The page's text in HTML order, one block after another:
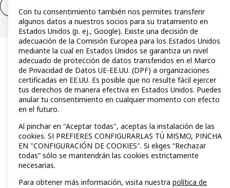
Con tu consentimiento también nos permites transferir
algunos datos a nuestros socios para su tratamiento en
Estados Unidos (p. ej., Google). Existe una decisión de
adecuación de la Comisión Europea para los Estados Unidos
mediante la cual en Estados Unidos se garantiza un nivel
adecuado de protección de datos transferidos en el Marco
de Privacidad de Datos UE-EE.UU. (DPF) a organizaciones
certificadas en EE.UU. Es posible que no resulte fácil ejercer
tus derechos de manera efectiva en Estados Unidos. Puedes
anular tu consentimiento en cualquier momento con efecto
en el futuro.
Al pinchar en "Aceptar todas", aceptas la instalación de las
cookies. SI PREFIERES CONFIGURARLAS TÚ MISMO, PINCHA
EN "CONFIGURACIÓN DE COOKIES". Si eliges “Rechazar
todas” sólo se mantendrán las cookies estrictamente
necesarias.
Para obtener más información, visita nuestra política de